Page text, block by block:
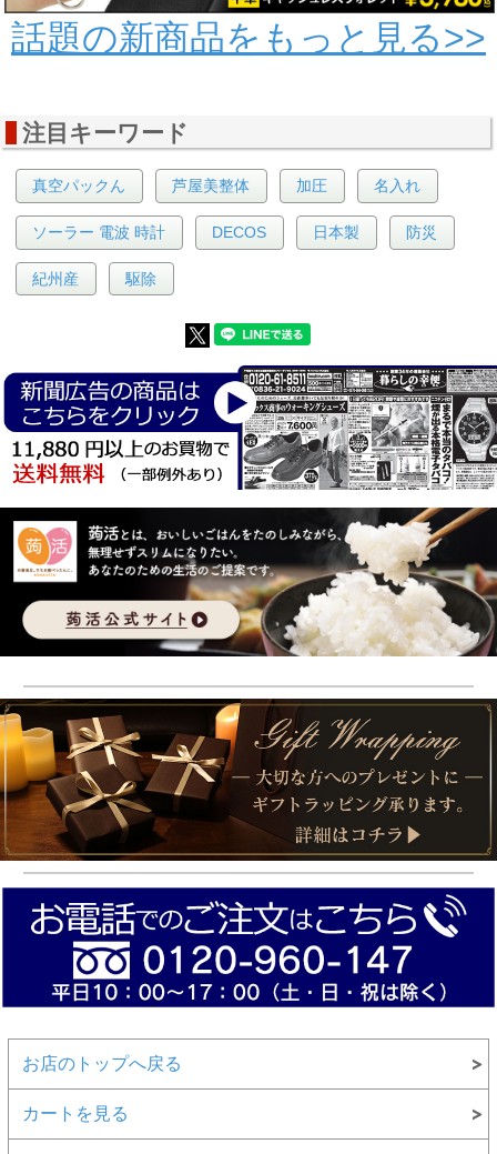
話題の新商品をもっと見る>>
注目キーワード
真空パックん 芦屋美整体 加圧 名入れ
ソーラー 電波 時計 DECOS 日本製 防災
紀州産 駆除
お店のトップへ戻る
カートを見る